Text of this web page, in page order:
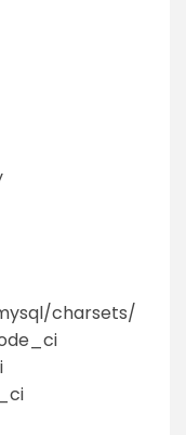
charsets/